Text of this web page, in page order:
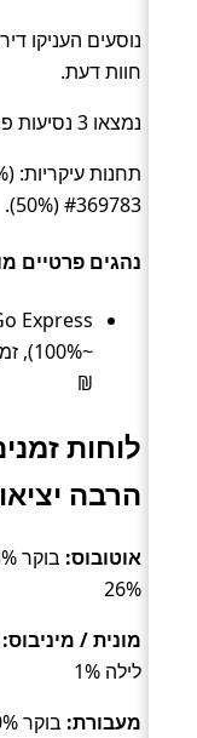
חוות דעת.
נמצאו 3 נסיעות פרטיות.
#369783 (50%).
נהגים פרטיים
₪
לוחות
הרבה
אוטובוס:
26%
מונית / מיניבוס:
לילה 1%
מעבורת: